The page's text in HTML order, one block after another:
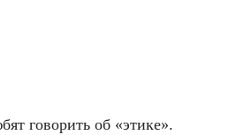
говорить об «этике».